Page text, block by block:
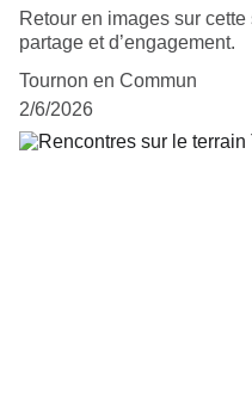
Retour en images sur
partage et d’engagement.
Tournon en Commun
2/6/2026